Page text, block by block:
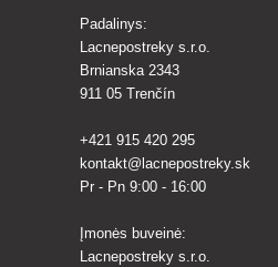
Padalinys:
Lacnepostreky s.r.o.
Brnianska 2343
911 05 Trenčín
+421 915 420 295
kontakt@lacnepostreky.sk
Pr - Pn 9:00 - 16:00
Įmonės buveinė:
Lacnepostreky s.r.o.